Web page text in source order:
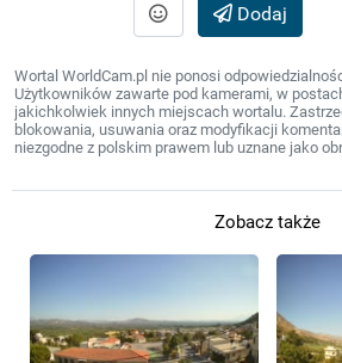
Dodaj
Wortal WorldCam.pl nie ponosi
Użytkowników zawarte pod kamerami, w
jakichkolwiek innych miejscach wortalu.
blokowania, usuwania oraz modyfikacji
niezgodne z polskim prawem lub uznane jako
Zobacz także